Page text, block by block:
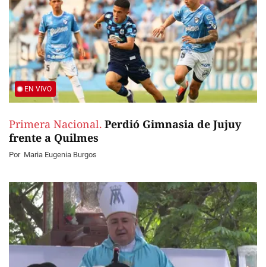
EN VIVO
Primera Nacional. Perdió Gimnasia de Jujuy
frente a Quilmes
Por Maria Eugenia Burgos